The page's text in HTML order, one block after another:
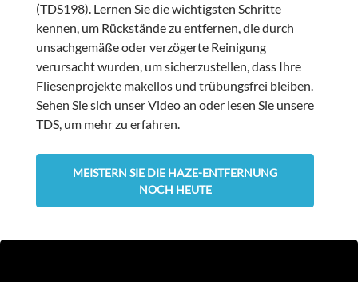
(TDS198). Lernen Sie die wichtigsten Schritte
kennen, um Rückstände zu entfernen, die durch
unsachgemäße oder verzögerte Reinigung
verursacht wurden, um sicherzustellen, dass Ihre
Fliesenprojekte makellos und trübungsfrei bleiben.
Sehen Sie sich unser Video an oder lesen Sie unsere
TDS, um mehr zu erfahren.
MEISTERN SIE DIE HAZE-ENTFERNUNG
NOCH HEUTE